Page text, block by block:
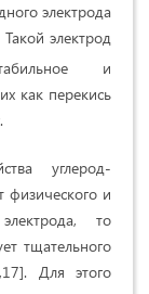
электрода
электрод
и
как перекись
углерод-
физического и
то
тщательного
Для этого